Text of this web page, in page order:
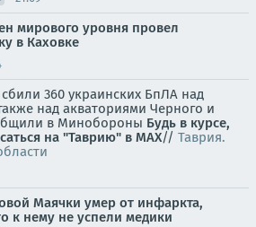
мирового уровня провел
в Каховке
360 украинских БпЛА над
над акваториями Черного и
в Минобороны Будь в курсе,
на "Таврию" в MAX// Таврия.
Маячки умер от инфаркта,
к нему не успели медики